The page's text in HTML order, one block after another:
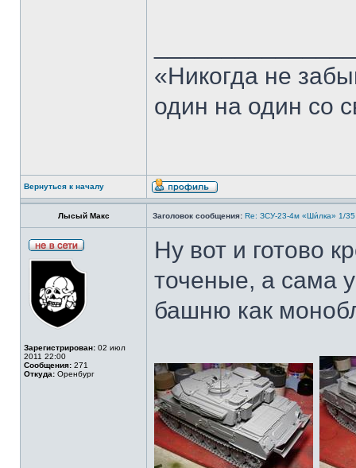
«Никогда не
один на один со
Вернуться к началу
Лысый Макс Заголовок сообщения: Re: ЗСУ-23-4м «Ши́лка» 1/35
Зарегистрирован: 02 июл
2011 22:00
Сообщения: 271
Откуда: Оренбург
Ну вот и готово
точеные, а сама
башню как